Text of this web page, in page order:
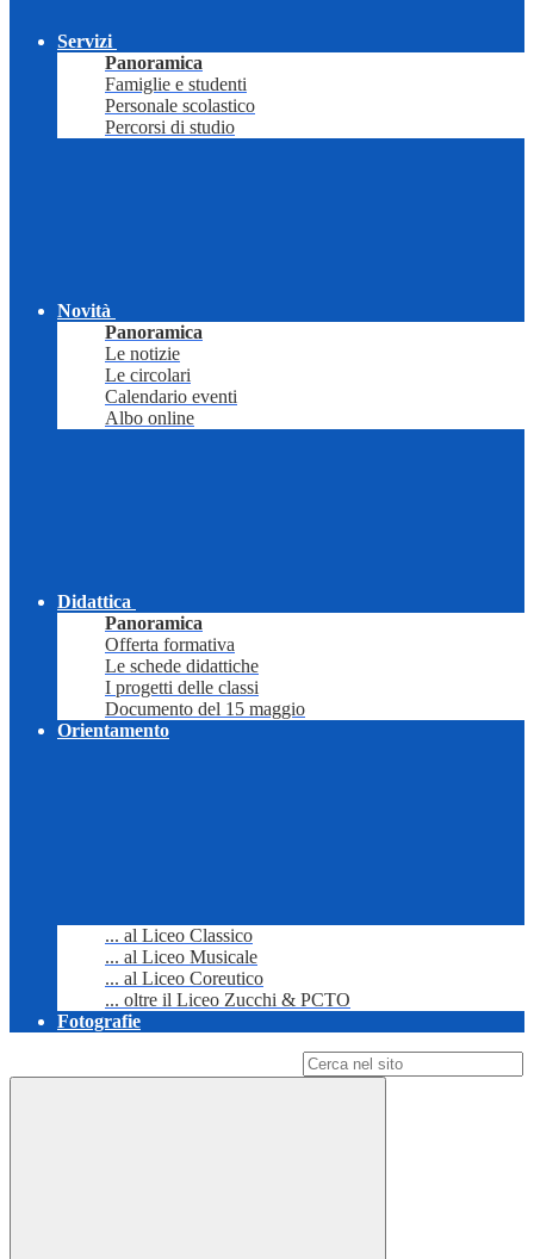
Servizi
Panoramica
Famiglie e studenti
Personale scolastico
Percorsi di studio
Novità
Panoramica
Le notizie
Le circolari
Calendario eventi
Albo online
Didattica
Panoramica
Offerta formativa
Le schede didattiche
I progetti delle classi
Documento del 15 maggio
Orientamento
... al Liceo Classico
... al Liceo Musicale
... al Liceo Coreutico
... oltre il Liceo Zucchi & PCTO
Fotografie